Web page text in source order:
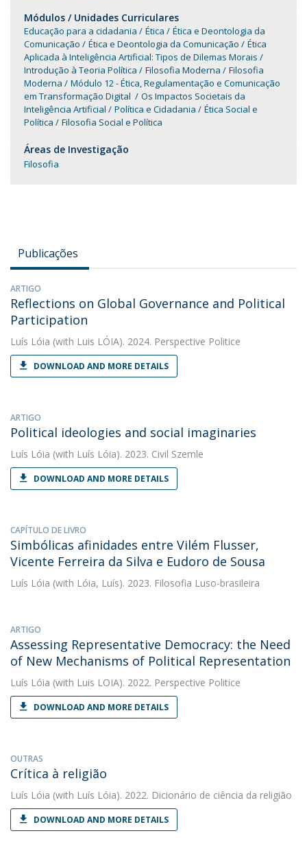
Módulos / Unidades Curriculares
Educação para a cidadania Ética
Ética e Deontologia da
Comunicação
Ética e Deontologia da Comunicação
Ética
Aplicada à Inteligência Artificial: Tipos de Dilemas Morais
Introdução à Teoria Política
Filosofia Moderna
Filosofia
Moderna
Módulo 12 - Ética, Regulamentação e Comunicação
em Transformação Digital
Os Impactos Societais da
Inteligência Artificial
Política e Cidadania
Ética Social e
Política
Filosofia Social e Política
Áreas de Investigação
Filosofia
Publicações
ARTIGO
Reflections on Global Governance and Political
Participation
Luís Lóia (with Luis LÓIA). 2024. Perspective Politice
DOWNLOAD AND MORE DETAILS
ARTIGO
Political ideologies and social imaginaries
Luís Lóia (with Luís Lóia). 2023. Civil Szemle
DOWNLOAD AND MORE DETAILS
CAPÍTULO DE LIVRO
Simbólicas afinidades entre Vilém Flusser,
Vicente Ferreira da Silva e Eudoro de Sousa
Luís Lóia (with Lóia, Luís). 2023. Filosofia Luso-brasileira
ARTIGO
Assessing Representative Democracy: the Need
of New Mechanisms of Political Representation
Luís Lóia (with Luis LOIA). 2022. Perspective Politice
DOWNLOAD AND MORE DETAILS
OUTRAS
Crítica à religião
Luís Lóia (with Luís Lóia). 2022. Dicionário de ciência da religião
DOWNLOAD AND MORE DETAILS